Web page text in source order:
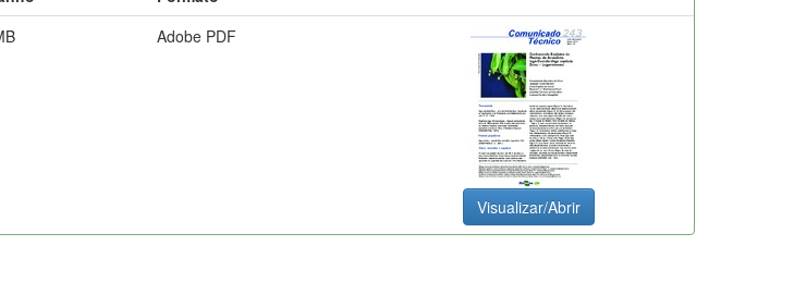
Adobe PDF
Visualizar/Abrir